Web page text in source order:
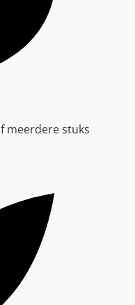
meerdere stuks